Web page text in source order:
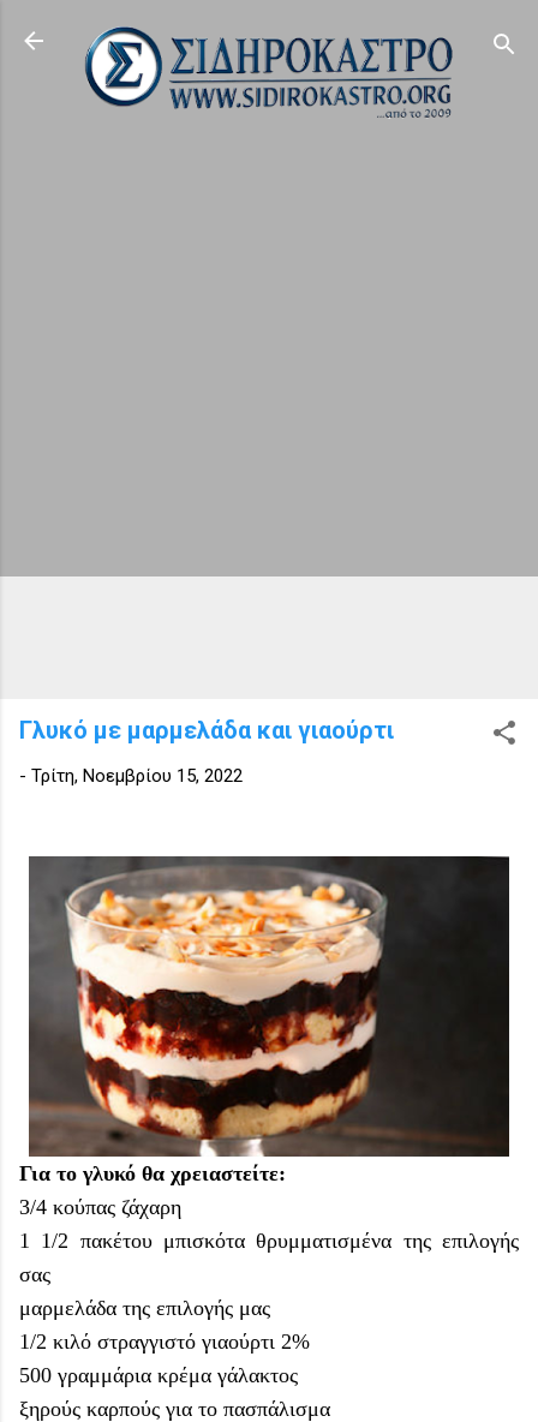
Μετάβαση στο κύριο περιεχόμενο
Γλυκό με μαρμελάδα και γιαούρτι
- Τρίτη, Νοεμβρίου 15, 2022
Για το γλυκό θα χρειαστείτε:
3/4 κούπας ‏ζάχαρη
1 1/2 πακέτου ‏μπισκότα θρυμματισμένα της επιλογής
σας
‏μαρμελάδα της επιλογής μας
1/2 κιλό ‏στραγγιστό γιαούρτι 2%
500 γραμμάρια ‏κρέμα γάλακτος
‏ξηρούς καρπούς για το πασπάλισμα